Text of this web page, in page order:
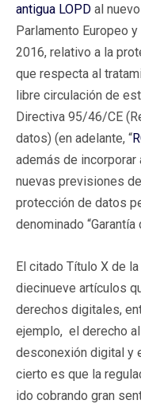
antigua LOPD al
Parlamento Europeo
2016, relativo a la
que respecta al
libre circulación de
Directiva 95/46/CE
datos) (en adelante, “
además de
nuevas previsiones
protección de datos
denominado
El citado Título X de
diecinueve artículos
derechos digitales,
ejemplo, el derecho
desconexión digital y
cierto es que la
ido cobrando gran